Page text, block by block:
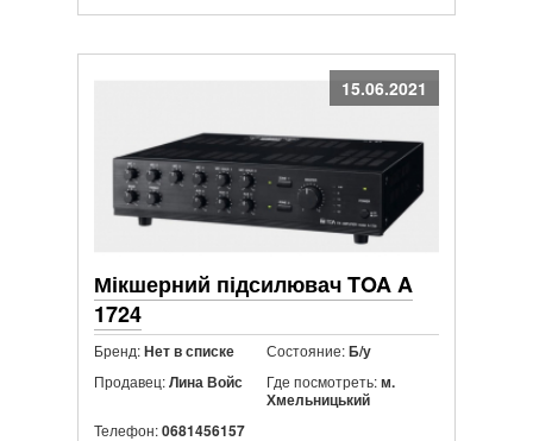
15.06.2021
Мікшерний підсилювач TOA A
1724
Бренд:Нет в списке Состояние:Б/у
Продавец:Лина Войс Где посмотреть:м.
Хмельницький
Телефон:0681456157